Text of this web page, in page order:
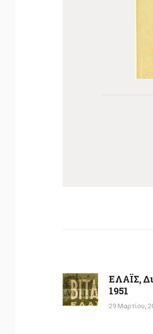
Previous
post:
ΕΛΑΪΣ,
1951
29 Μαρτίου,